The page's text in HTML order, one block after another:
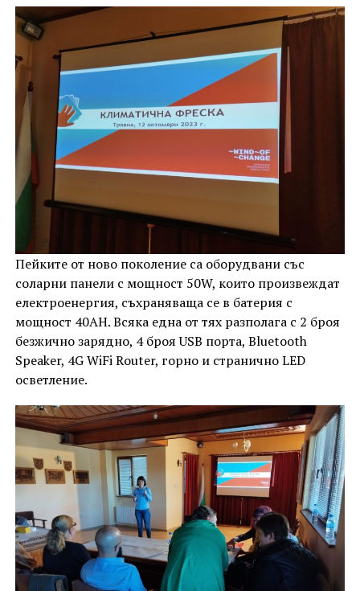
Пейките от ново поколение са оборудвани със
соларни панели с мощност 50W, които произвеждат
електроенергия, съхраняваща се в батерия с
мощност 40AH. Всяка една от тях разполага с 2 броя
безжично зарядно, 4 броя USB порта, Bluetooth
Speaker, 4G WiFi Router, горно и странично LED
осветление.